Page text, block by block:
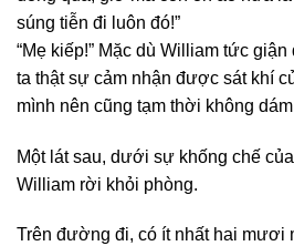
súng tiễn đi luôn đó!”
“Mẹ kiếp!” Mặc dù William tức
ta thật sự cảm nhận được sát khí
mình nên cũng tạm thời không
Một lát sau, dưới sự khống chế
William rời khỏi phòng.
Trên đường đi, có ít nhất hai mươi